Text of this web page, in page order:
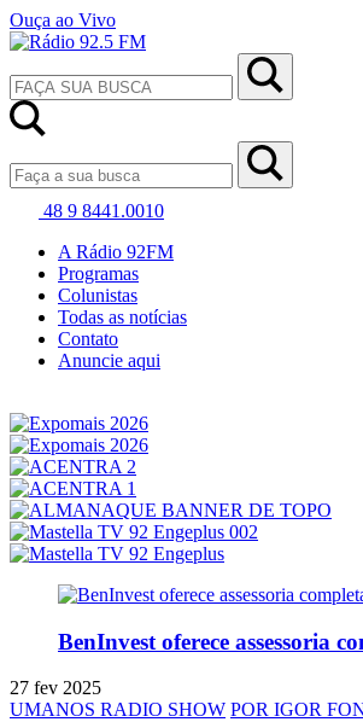
Ouça ao Vivo
48 9 8441.0010
A Rádio 92FM
Programas
Colunistas
Todas as notícias
Contato
Anuncie aqui
BenInvest oferece assessoria
27 fev 2025
UMANOS RADIO SHOW POR IGOR